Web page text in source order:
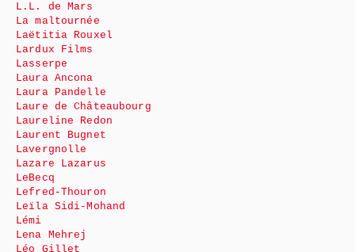
L.L. de Mars
La maltournée
Laëtitia Rouxel
Lardux Films
Lasserpe
Laura Ancona
Laura Pandelle
Laure de Châteaubourg
Laureline Redon
Laurent Bugnet
Lavergnolle
Lazare Lazarus
LeBecq
Lefred-Thouron
Leïla Sidi-Mohand
Lémi
Lena Mehrej
Léo Gillet